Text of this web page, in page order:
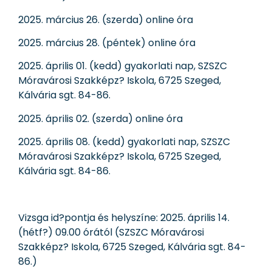
2025. március 26. (szerda) online óra
2025. március 28. (péntek) online óra
2025. április 01. (kedd) gyakorlati nap, SZSZC
Móravárosi Szakképz? Iskola, 6725 Szeged,
Kálvária sgt. 84-86.
2025. április 02. (szerda) online óra
2025. április 08. (kedd) gyakorlati nap, SZSZC
Móravárosi Szakképz? Iskola, 6725 Szeged,
Kálvária sgt. 84-86.
Vizsga id?pontja és helyszíne: 2025. április 14.
(hétf?) 09.00 órától (SZSZC Móravárosi
Szakképz? Iskola, 6725 Szeged, Kálvária sgt. 84-
86.)